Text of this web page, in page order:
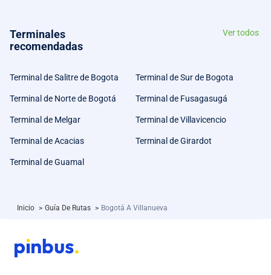
Terminales
recomendadas
Ver todos
Terminal de Salitre de Bogota Terminal de Sur de Bogota
Terminal de Norte de Bogotá Terminal de Fusagasugá
Terminal de Melgar Terminal de Villavicencio
Terminal de Acacias Terminal de Girardot
Terminal de Guamal
Inicio > Guía De Rutas > Bogotá A Villanueva